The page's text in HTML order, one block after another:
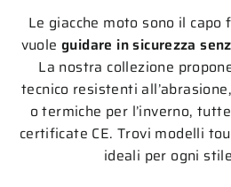
Le giacche moto sono il
vuole guidare in sicurezza
La nostra collezione
tecnico resistenti
o termiche per l’inverno,
certificate CE. Trovi modelli
ideali per ogni